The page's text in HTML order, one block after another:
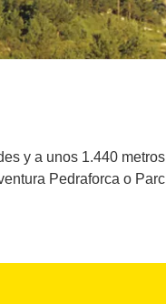
y a unos 1.440
Pedraforca o